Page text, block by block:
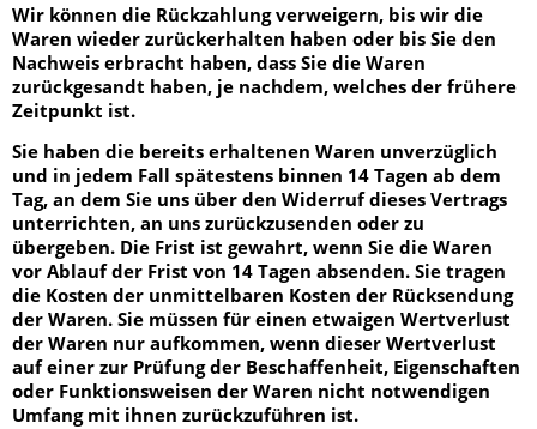
Wir können die Rückzahlung verweigern, bis wir die
Waren wieder zurückerhalten haben oder bis Sie den
Nachweis erbracht haben, dass Sie die Waren
zurückgesandt haben, je nachdem, welches der frühere
Zeitpunkt ist.
Sie haben die bereits erhaltenen Waren unverzüglich
und in jedem Fall spätestens binnen 14 Tagen ab dem
Tag, an dem Sie uns über den Widerruf dieses Vertrags
unterrichten, an uns zurückzusenden oder zu
übergeben. Die Frist ist gewahrt, wenn Sie die Waren
vor Ablauf der Frist von 14 Tagen absenden. Sie tragen
die Kosten der unmittelbaren Kosten der Rücksendung
der Waren. Sie müssen für einen etwaigen Wertverlust
der Waren nur aufkommen, wenn dieser Wertverlust
auf einer zur Prüfung der Beschaffenheit, Eigenschaften
oder Funktionsweisen der Waren nicht notwendigen
Umfang mit ihnen zurückzuführen ist.